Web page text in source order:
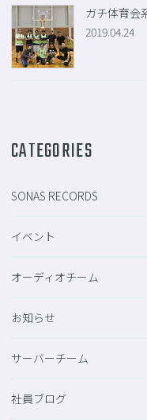
ガチ体育会
2019.04.24
CATEGORIES
SONAS RECORDS
イベント
オーディオチーム
お知らせ
サーバーチーム
社員ブログ